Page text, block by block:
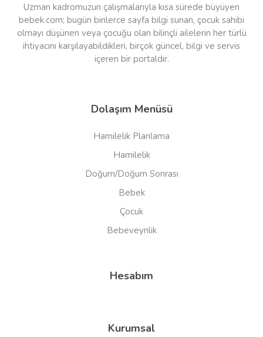
Uzman kadromuzun çalışmalarıyla kısa sürede büyüyen
bebek.com; bugün binlerce sayfa bilgi sunan, çocuk sahibi
olmayı düşünen veya çocuğu olan bilinçli ailelerin her türlü
ihtiyacını karşılayabildikleri, birçok güncel, bilgi ve servis
içeren bir portaldır.
Dolaşım Menüsü
Hamilelik Planlama
Hamilelik
Doğum/Doğum Sonrası
Bebek
Çocuk
Bebeveynlik
Hesabım
Kurumsal